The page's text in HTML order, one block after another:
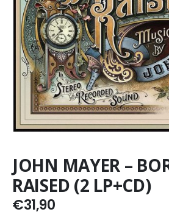
JOHN MAYER –
RAISED (2 LP+CD)
€31,90